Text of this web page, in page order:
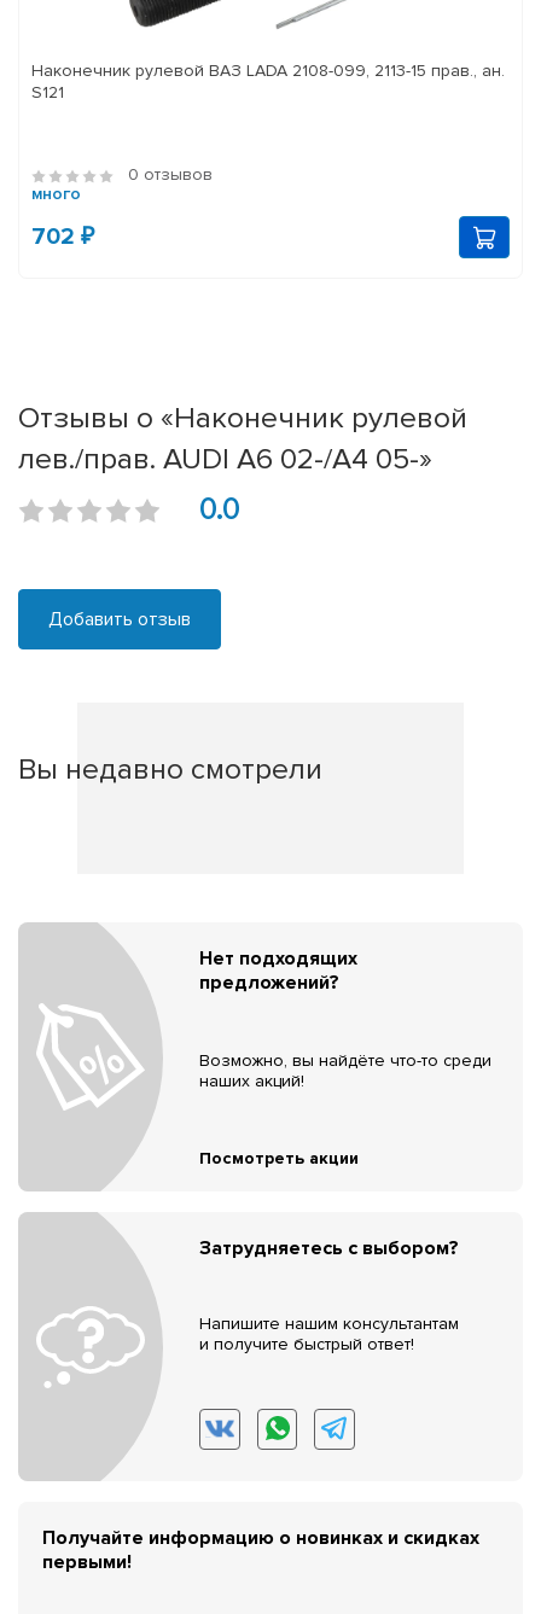
Наконечник рулевой ВАЗ LADA 2108-099, 2113-15 прав., ан.
S121
0 отзывов
много
702 ₽
Отзывы о «Наконечник рулевой
лев./прав. AUDI A6 02-/A4 05-»
0.0
Добавить отзыв
Вы недавно смотрели
Нет подходящих
предложений?
Возможно, вы найдёте что-то среди
наших акций!
Посмотреть акции
Затрудняетесь с выбором?
Напишите нашим консультантам
и получите быстрый ответ!
Получайте информацию о новинках и скидках
первыми!